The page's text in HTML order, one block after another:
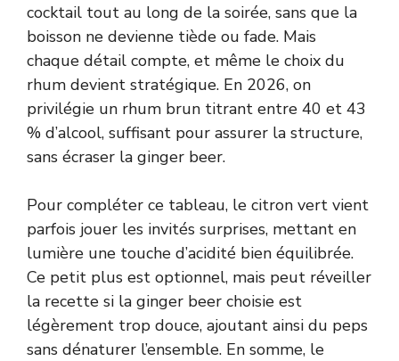
cocktail tout au long de la soirée, sans que la
boisson ne devienne tiède ou fade. Mais
chaque détail compte, et même le choix du
rhum devient stratégique. En 2026, on
privilégie un rhum brun titrant entre 40 et 43
% d’alcool, suffisant pour assurer la structure,
sans écraser la ginger beer.
Pour compléter ce tableau, le citron vert vient
parfois jouer les invités surprises, mettant en
lumière une touche d’acidité bien équilibrée.
Ce petit plus est optionnel, mais peut réveiller
la recette si la ginger beer choisie est
légèrement trop douce, ajoutant ainsi du peps
sans dénaturer l’ensemble. En somme, le